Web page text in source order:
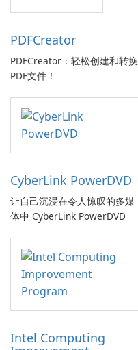
PDFCreator
PDFCreator：轻松创建和转换
PDF文件！
CyberLink PowerDVD
让自己沉浸在令人惊叹的多媒
体中 CyberLink PowerDVD
Intel Computing